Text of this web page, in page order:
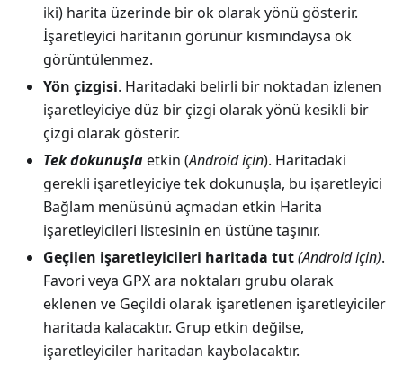
iki) harita üzerinde bir ok olarak yönü gösterir.
İşaretleyici haritanın görünür kısmındaysa ok
görüntülenmez.
Yön çizgisi. Haritadaki belirli bir noktadan izlenen
işaretleyiciye düz bir çizgi olarak yönü kesikli bir
çizgi olarak gösterir.
Tek dokunuşlaetkin (Android için). Haritadaki
gerekli işaretleyiciye tek dokunuşla, bu işaretleyici
Bağlam menüsünü açmadan etkin Harita
işaretleyicileri listesinin en üstüne taşınır.
Geçilen işaretleyicileri haritada tut(Android için).
Favori veya GPX ara noktaları grubu olarak
eklenen ve Geçildi olarak işaretlenen işaretleyiciler
haritada kalacaktır. Grup etkin değilse,
işaretleyiciler haritadan kaybolacaktır.